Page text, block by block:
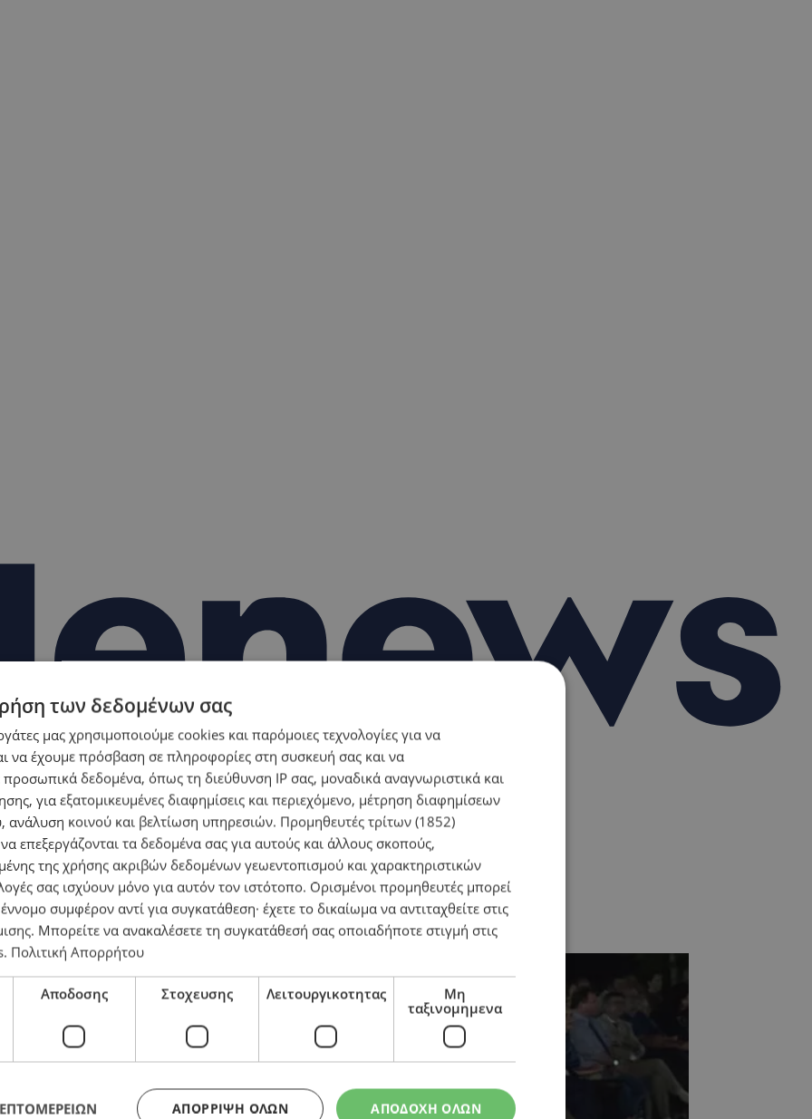
χρόνου
των δεδομένων σας
μας χρησιμοποιούμε cookies και παρόμοιες τεχνολογίες για να
να έχουμε πρόσβαση σε πληροφορίες στη συσκευή σας και να
προσωπικά δεδομένα, όπως τη διεύθυνση IP σας, μοναδικά αναγνωριστικά και
για εξατομικευμένες διαφημίσεις και περιεχόμενο, μέτρηση διαφημίσεων
ανάλυση κοινού και βελτίωση υπηρεσιών. Προμηθευτές τρίτων (1852)
να επεξεργάζονται τα δεδομένα σας για αυτούς και άλλους σκοπούς,
της χρήσης ακριβών δεδομένων γεωεντοπισμού και χαρακτηριστικών
σας ισχύουν μόνο για αυτόν τον ιστότοπο. Ορισμένοι προμηθευτές μπορεί
συμφέρον αντί για συγκατάθεση· έχετε το δικαίωμα να αντιταχθείτε στις
. Μπορείτε να ανακαλέσετε τη συγκατάθεσή σας οποιαδήποτε στιγμή στις
. Πολιτική Απορρήτου
Αποδοσης Στοχευσης Λειτουργικοτητας
Μη
ταξινομημενα
ΑΠΟΔΟΧΗ ΟΛΩΝ
ΑΠΌΡΡΙΨΗ ΌΛΩΝ